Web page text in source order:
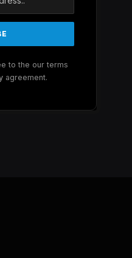
to the our terms
agreement.